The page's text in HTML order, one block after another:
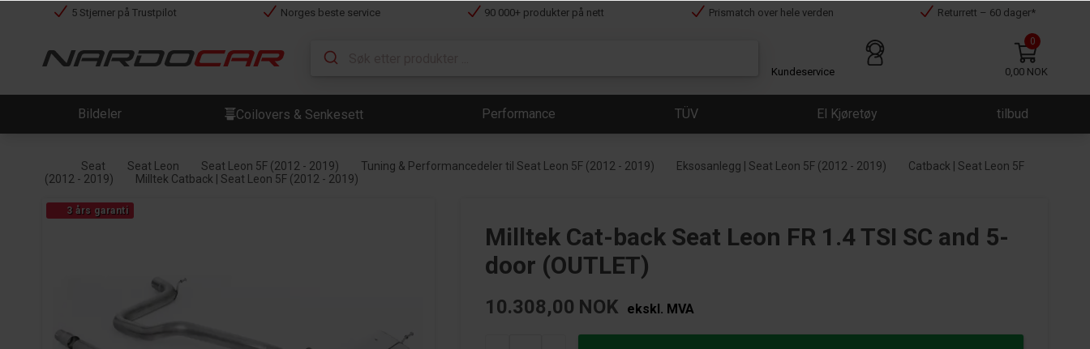
5 Stjerner på Trustpilot Norges beste service 90 000+ produkter på nett Prismatch over hele verden Returrett – 60 dager*
Kundeservice
0
0,00 NOK
Bildeler Coilovers & Senkesett Performance TÜV El Kjøretøy tilbud
Seat Seat Leon Seat Leon 5F (2012 - 2019) Tuning & Performancedeler til Seat Leon 5F (2012 - 2019) Eksosanlegg | Seat Leon 5F (2012 - 2019)
Catback | Seat Leon 5F
(2012 - 2019)
Milltek Catback | Seat Leon 5F (2012 - 2019)
3 års garanti
Milltek Cat-back Seat Leon FR 1.4 TSI SC and 5-
door (OUTLET)
10.308,00 NOK ekskl. MVA